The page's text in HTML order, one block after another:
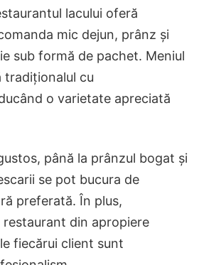
lacului oferă
mic dejun, prânz și
sub formă de pachet. Meniul
tradiționalul cu
o varietate apreciată
până la prânzul bogat și
se pot bucura de
preferată. În plus,
restaurant din apropiere
fiecărui client sunt